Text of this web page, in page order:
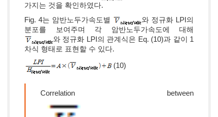
가지는 것을 확인하였다.
Fig. 4는 암반노두가속도별
와 정규화 LPI의
분포를 보여주며 각 암반노두가속도에 대해
와 정규화 LPI의 관계식은 Eq. (10)과 같이 1
차식 형태로 표현할 수 있다.
(10)
Correlation between